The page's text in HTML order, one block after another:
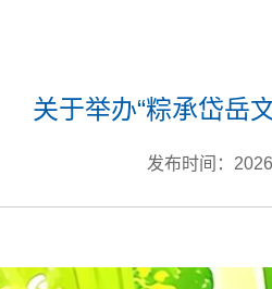
关于举办“粽承岱岳
发布时间：